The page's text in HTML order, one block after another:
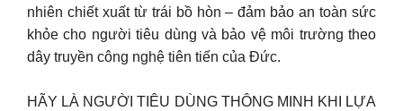
nhiên chiết xuất từ trái bồ hòn – đảm bảo an toàn sức
khỏe cho người tiêu dùng và bảo vệ môi trường theo
dây truyền công nghệ tiên tiến của Đức.
HÃY LÀ NGƯỜI TIÊU DÙNG THÔNG MINH KHI LỰA